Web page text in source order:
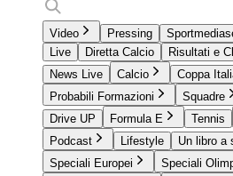
Video Pressing
Live
Diretta Calcio
Risultati e
News Live
Calcio Coppa
Probabili Formazioni
Squadre
Drive UP
Formula E Tennis
Podcast
Lifestyle
Un libro a
Speciali Europei
Speciali